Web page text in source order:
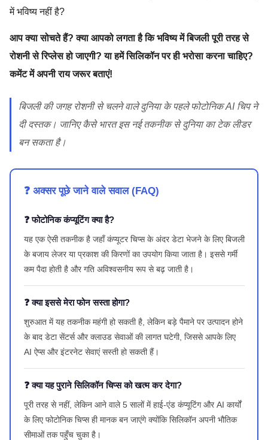
में भविष्य नहीं है?
आप क्या सोचते हैं? क्या आपको लगता है कि भविष्य में बिजली पूरी तरह से
रोशनी से रिप्लेस हो जाएगी? या हमें सिलिकॉन पर ही भरोसा करना चाहिए?
कमेंट में अपनी राय जरूर बताएं!
बिजली की जगह रोशनी से चलने वाले दुनिया के पहले फोटोनिक AI चिप ने
दी दस्तक। जानिए कैसे भारत इस नई तकनीक से दुनिया का टेक लीडर
बन सकता है।
❓ अक्सर पूछे जाने वाले सवाल (FAQ)
❓ फोटोनिक कंप्यूटिंग क्या है?
यह एक ऐसी तकनीक है जहाँ कंप्यूटर चिप्स के अंदर डेटा भेजने के लिए बिजली
के बजाय लेजर या प्रकाश की किरणों का उपयोग किया जाता है। इससे गर्मी
कम पैदा होती है और गति अविश्वसनीय रूप से बढ़ जाती है।
❓ क्या इससे मेरा फोन सस्ता होगा?
शुरुआत में यह तकनीक महंगी हो सकती है, लेकिन बड़े पैमाने पर उत्पादन होने
के बाद डेटा सेंटर्स और क्लाउड सेवाओं की लागत घटेगी, जिससे आपके लिए
AI ऐप्स और इंटरनेट सेवाएं सस्ती हो सकती हैं।
❓ क्या यह पुराने सिलिकॉन चिप्स को खत्म कर देगा?
पूरी तरह से नहीं, लेकिन आने वाले 5 सालों में हाई-एंड कंप्यूटिंग और AI कार्यों
के लिए फोटोनिक चिप्स ही मानक बन जाएंगे क्योंकि सिलिकॉन अपनी भौतिक
सीमाओं तक पहुँच चुका है।